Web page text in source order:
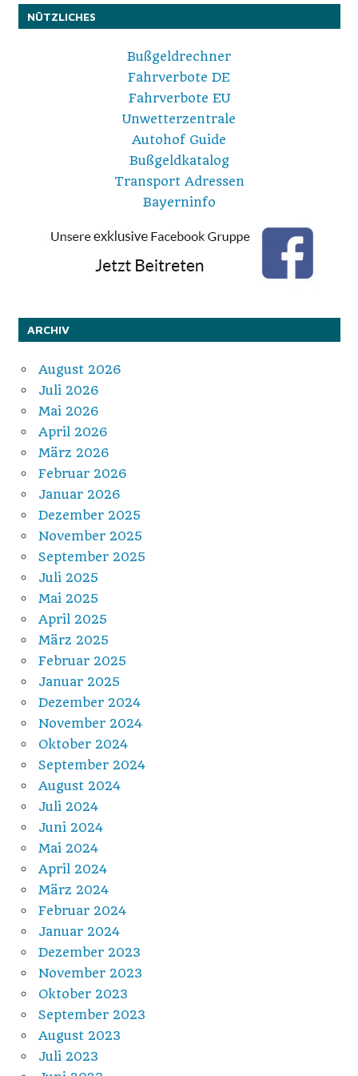
NÜTZLICHES
Bußgeldrechner
Fahrverbote DE
Fahrverbote EU
Unwetterzentrale
Autohof Guide
Bußgeldkatalog
Transport Adressen
Bayerninfo
ARCHIV
August 2026
Juli 2026
Mai 2026
April 2026
März 2026
Februar 2026
Januar 2026
Dezember 2025
November 2025
September 2025
Juli 2025
Mai 2025
April 2025
März 2025
Februar 2025
Januar 2025
Dezember 2024
November 2024
Oktober 2024
September 2024
August 2024
Juli 2024
Juni 2024
Mai 2024
April 2024
März 2024
Februar 2024
Januar 2024
Dezember 2023
November 2023
Oktober 2023
September 2023
August 2023
Juli 2023